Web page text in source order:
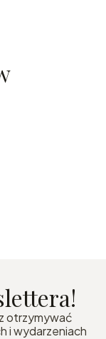
otrzymywać
i wydarzeniach